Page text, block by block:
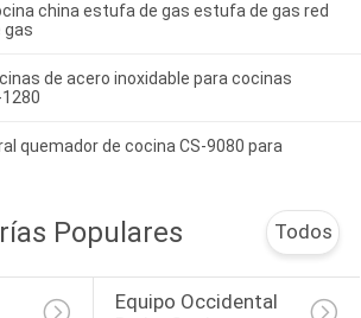
china estufa de gas estufa de gas red
gas
de acero inoxidable para cocinas
quemador de cocina CS-9080 para
Populares Todos
Equipo Occidental